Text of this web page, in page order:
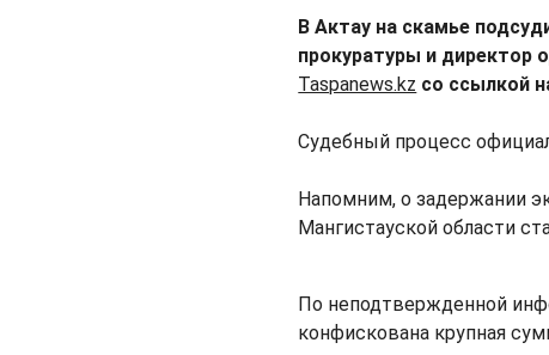
В Актау на скамье
прокуратуры и директор
Taspanews.kz со ссылкой
Судебный процесс
Напомним, о задержании
Мангистауской области
По неподтвержденной
конфискована крупная